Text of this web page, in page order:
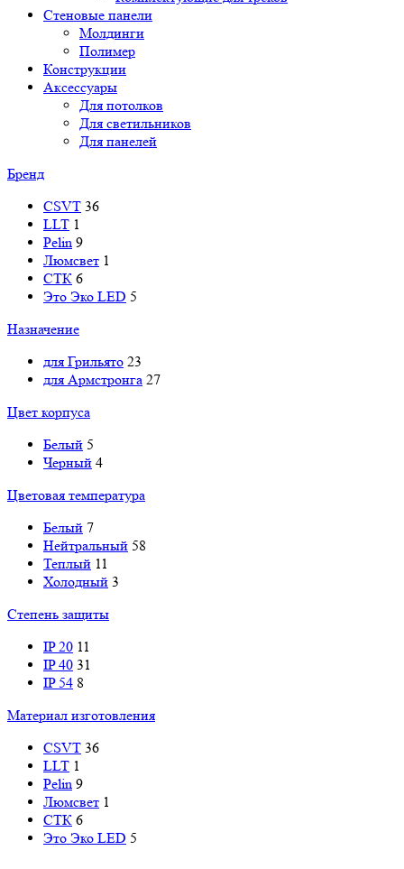
Стеновые панели
Молдинги
Полимер
Конструкции
Аксессуары
Для потолков
Для светильников
Для панелей
Бренд
CSVT 36
LLT 1
Pelin 9
Люмсвет 1
СТК 6
Это Эко LED 5
Назначение
для Грильято 23
для Армстронга 27
Цвет корпуса
Белый 5
Черный 4
Цветовая температура
Белый 7
Нейтральный 58
Теплый 11
Холодный 3
Степень защиты
IP 20 11
IP 40 31
IP 54 8
Материал изготовления
CSVT 36
LLT 1
Pelin 9
Люмсвет 1
СТК 6
Это Эко LED 5